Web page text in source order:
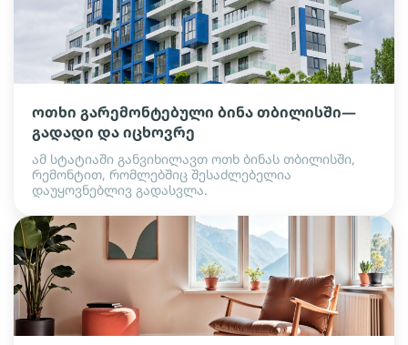
ოთხი გარემონტებული ბინა თბილისში—
გადადი და იცხოვრე
ამ სტატიაში განვიხილავთ ოთხ ბინას თბილისში,
რემონტით, რომლებშიც შესაძლებელია
დაუყოვნებლივ გადასვლა.